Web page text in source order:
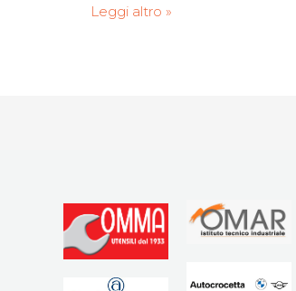
Leggi altro »